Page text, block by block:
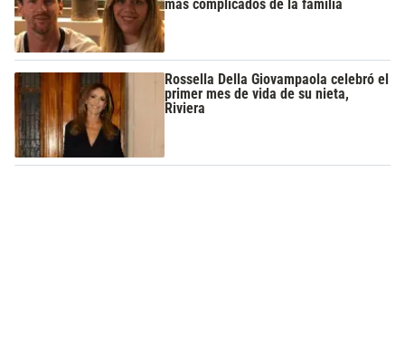
más complicados de la familia
Rossella Della Giovampaola celebró el
primer mes de vida de su nieta,
Riviera